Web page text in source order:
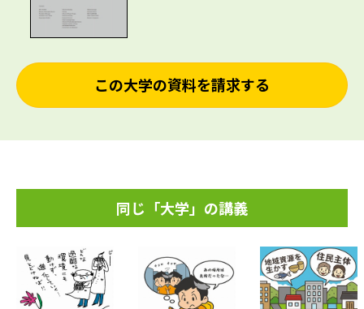
この大学の資料を請求する
同じ「大学」の講義